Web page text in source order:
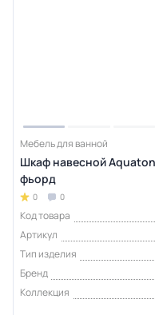
Мебель для ванной
Шкаф навесной
фьорд
0 0
Код товара
Артикул
Тип изделия
Бренд
Коллекция